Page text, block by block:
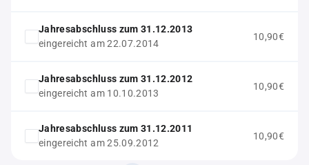
Jahresabschluss zum 31.12.2013
eingereicht am 22.07.2014
10,90€
Jahresabschluss zum 31.12.2012
eingereicht am 10.10.2013
10,90€
Jahresabschluss zum 31.12.2011
eingereicht am 25.09.2012
10,90€